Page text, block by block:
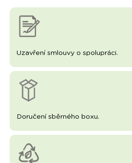
Uzavření smlouvy o spolupráci.
Doručení sběrného boxu.